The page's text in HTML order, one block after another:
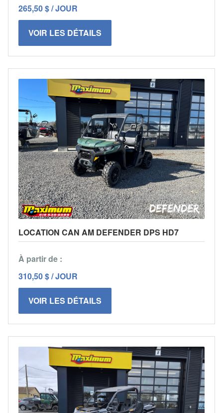
265,50 $ / JOUR
VOIR LES DÉTAILS
LOCATION CAN AM DEFENDER DPS HD7
À partir de :
310,50 $ / JOUR
VOIR LES DÉTAILS